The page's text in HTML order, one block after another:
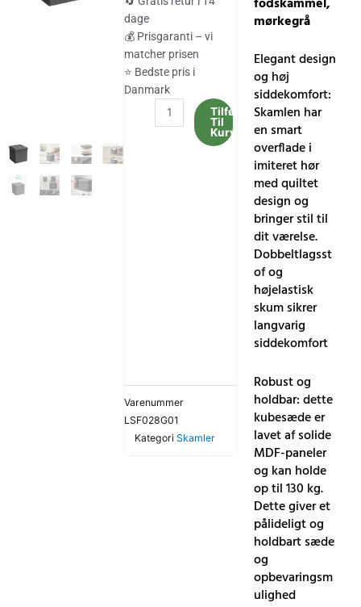
227.00 kr..
188.00 kr..
dage
💰 Prisgaranti – vi
matcher prisen
⭐ Bedste pris i
Danmark
Skammel
Opbevaringsplads,
Lille
Tilføj
Til
Kurv
Varenummer
LSF028G01
Kategori Skamler
mørkegrå
Elegant design
og høj
siddekomfort:
Skamlen har
en smart
overflade i
imiteret hør
med quiltet
design og
bringer stil til
dit værelse.
Dobbeltlagsst
of og
højelastisk
skum sikrer
langvarig
siddekomfort
Robust og
holdbar: dette
kubesæde er
lavet af solide
MDF-paneler
og kan holde
op til 130 kg.
Dette giver et
pålideligt og
holdbart sæde
og
opbevaringsm
ulighed